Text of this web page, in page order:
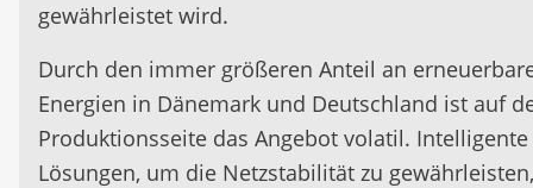
gewährleistet wird.
Durch den immer größeren Anteil an
Energien in Dänemark und Deutschland ist auf
Produktionsseite das Angebot volatil. Intelligente
Lösungen, um die Netzstabilität zu gewährleisten,